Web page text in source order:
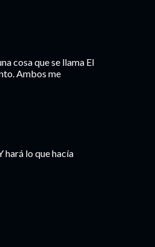
cosa que se llama El
Ambos me
hará lo que hacía